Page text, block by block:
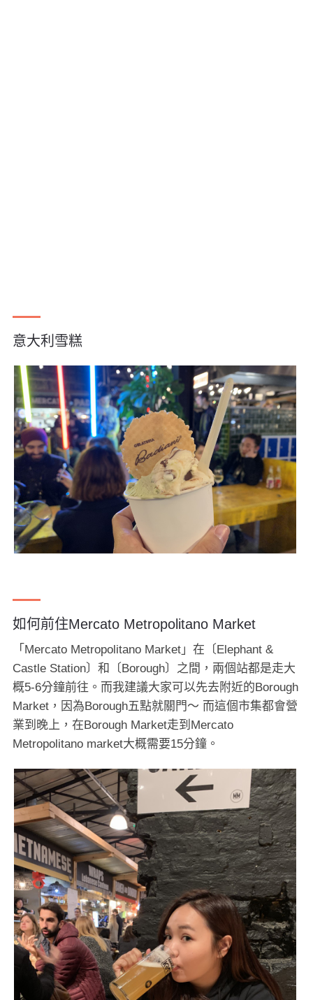
意大利雪糕
如何前住Mercato Metropolitano Market
「Mercato Metropolitano Market」在〔Elephant &
Castle Station〕和〔Borough〕之間，兩個站都是走大
概5-6分鐘前往。而我建議大家可以先去附近的Borough
Market，因為Borough五點就關門～ 而這個市集都會營
業到晚上，在Borough Market走到Mercato
Metropolitano market大概需要15分鐘。